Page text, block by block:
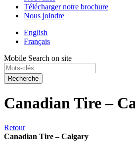
Télécharger notre brochure
Nous joindre
English
Français
Mobile Search on site
Recherche
Canadian Tire –
Retour
Canadian Tire – Calgary